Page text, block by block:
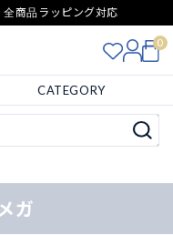
商品ラッピング対応
0
CATEGORY
ガ